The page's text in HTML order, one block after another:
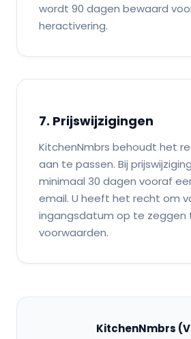
wordt 90 dagen bewaard
heractivering.
7. Prijswijzigingen
KitchenNmbrs behoudt het
aan te passen. Bij
minimaal 30 dagen vooraf
email. U heeft het recht om
ingangsdatum op te zeggen
voorwaarden.
KitchenNmbrs